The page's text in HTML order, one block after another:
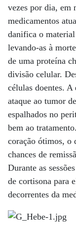
vezes por dia, em
medicamentos
danifica o
levando-as à
de uma proteína
divisão celular.
células doentes. A
ataque ao tumor
espalhados no
bem ao
coração ótimos, o
chances de
Durante as
de cortisona para
decorrentes da